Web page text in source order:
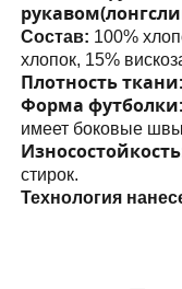
Состав: 100%
хлопок, 15%
Плотность ткани:
Форма футболки:
имеет боковые
стирок.
Технология